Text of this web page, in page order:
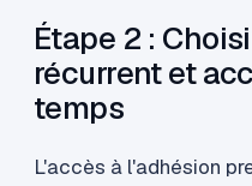
Étape 2 :
récurrent et
temps
L'accès à l'adhésion